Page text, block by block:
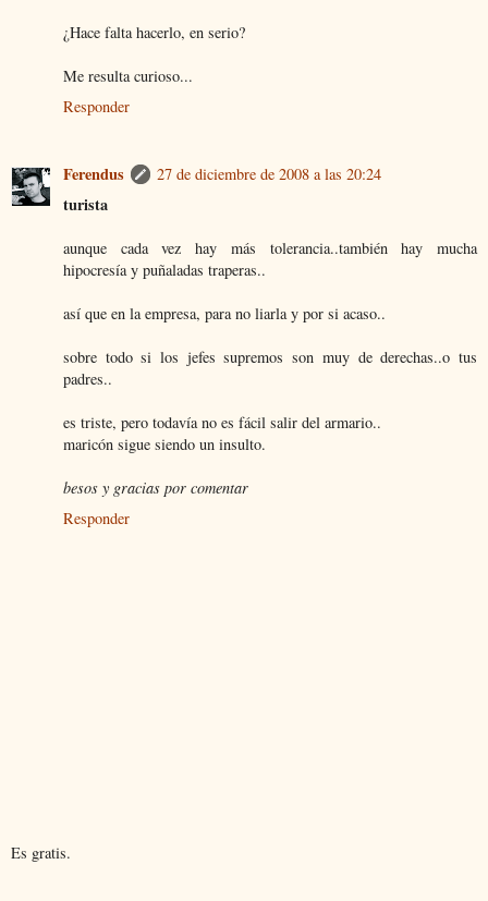
¿Hace falta hacerlo, en serio?
Me resulta curioso...
Responder
Ferendus 27 de diciembre de 2008 a las 20:24
turista
aunque cada vez hay más tolerancia..también hay mucha
hipocresía y puñaladas traperas..
así que en la empresa, para no liarla y por si acaso..
sobre todo si los jefes supremos son muy de derechas..o tus
padres..
es triste, pero todavía no es fácil salir del armario..
maricón sigue siendo un insulto.
besos y gracias por comentar
Responder
Es gratis.